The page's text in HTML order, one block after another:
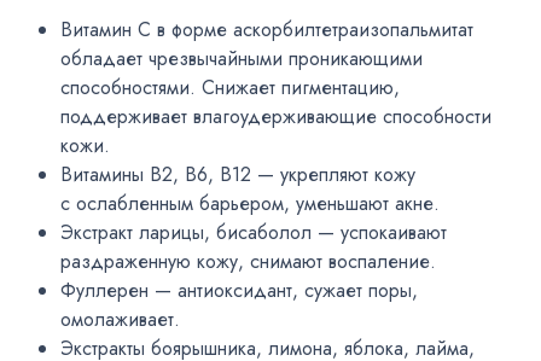
Витамин С в форме аскорбилтетраизопальмитат
обладает чрезвычайными проникающими
способностями. Снижает пигментацию,
поддерживает влагоудерживающие способности
кожи.
Витамины В2, В6, В12 — укрепляют кожу
с ослабленным барьером, уменьшают акне.
Экстракт ларицы, бисаболол — успокаивают
раздраженную кожу, снимают воспаление.
Фуллерен — антиоксидант, сужает поры,
омолаживает.
Экстракты боярышника, лимона, яблока, лайма,